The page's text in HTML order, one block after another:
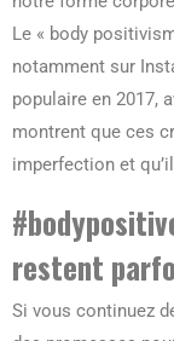
Le « body
notamment sur
populaire en 2017,
montrent que ces
imperfection et
restent
Si vous continuez